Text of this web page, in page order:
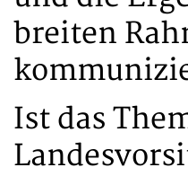
breiten
Ist das